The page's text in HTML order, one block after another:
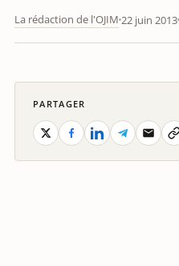
La rédaction de l'OJIM 22 juin 2013
PARTAGER